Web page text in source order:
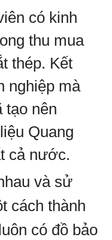
có kinh
thu mua
thép. Kết
nghiệp mà
tạo nên
Quang
cả nước.
và sử
cách thành
có đồ bảo